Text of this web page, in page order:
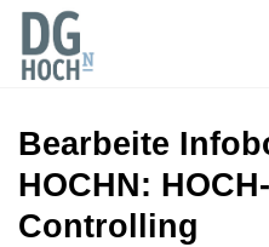
Bearbeite
HOCHN:
Controlling